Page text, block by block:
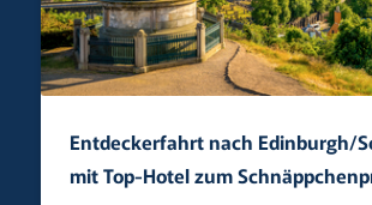
Entdeckerfahrt nach Edinburgh/
mit Top-Hotel zum